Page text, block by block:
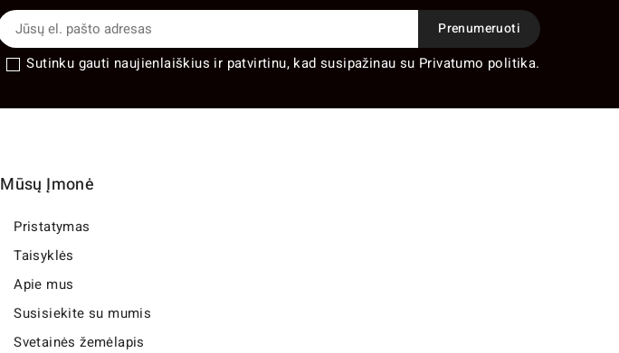
Sutinku gauti naujienlaiškius ir patvirtinu, kad susipažinau su Privatumo politika.
Mūsų Įmonė
Pristatymas
Taisyklės
Apie mus
Susisiekite su mumis
Svetainės žemėlapis